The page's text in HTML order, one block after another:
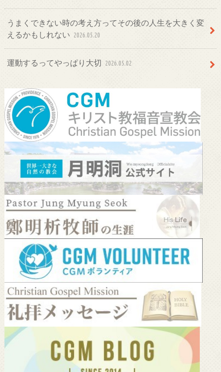
うまくできない時の考え方ってその後の人生を大きく変
えるかもしれない 2026.05.20
運動するってやっぱり大切 2026.05.02